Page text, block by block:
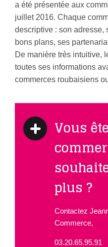
a été présentée aux
juillet 2016. Chaque
descriptive : son adresse,
bons plans, ses
De manière très intuitive,
toutes ses informations
commerces roubaisiens
Vous
plus ?
Contactez
Commerce,
03.20.65.95.91